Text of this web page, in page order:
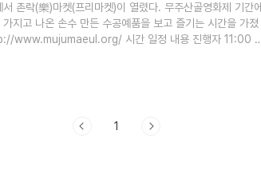
촌락(樂)마켓(프리마켓)이 열렸다. 무주산골영화제 기간에
지고 나온 손수 만든 수공예품을 보고 즐기는 시간을 가졌
www.mujumaeul.org/ 시간 일정 내용 진행자 11:00 ~
영, 전수경 12:00 ~ 13:00 보이는라디오 (2부) ❍ 김오수
1